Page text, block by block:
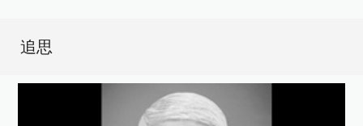
追思